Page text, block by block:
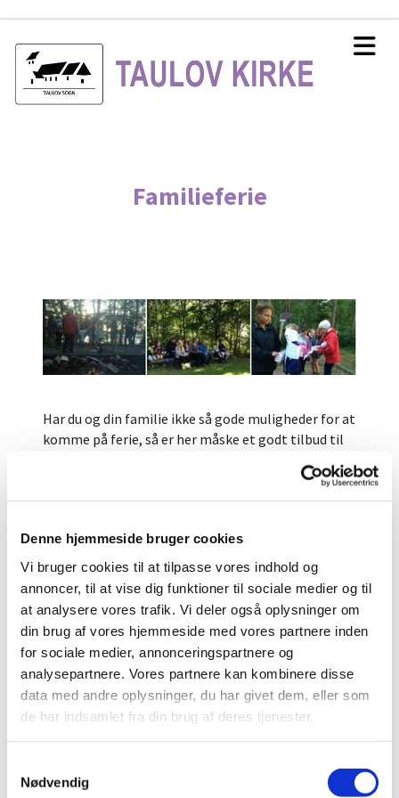
Denne hjemmeside bruger cookies
Vi bruger cookies til at tilpasse vores indhold og
annoncer, til at vise dig funktioner til sociale medier og til
at analysere vores trafik. Vi deler også oplysninger om
din brug af vores hjemmeside med vores partnere inden
for sociale medier, annonceringspartnere og
analysepartnere. Vores partnere kan kombinere disse
data med andre oplysninger, du har givet dem, eller som
de har indsamlet fra din brug af deres tjenester.
Nødvendig
Familieferie
Har du og din familie ikke så gode muligheder for at
komme på ferie, så er her måske et godt tilbud til
jer. Vi vil lave en ferie med indhold, masser af
aktiviteter og god mulighed for afslapning. Vi har
lejet en stor lejr i de flotte og naturskønne
der rig lejlighed til at være sammen om de
forskellige aktiviteter, vi kan tilbyde. Der vil være
noget ude og inde, for de stille og for de vilde. Hver
dag vil slikboden være åben, og vi skal selvfølgelig
også spise is. Der er dejligt badevand, så hvis det
bliver godt vejr, skal vi bade
Prisen for ferien er 500 kr. pr. familie, og der vil
være mulighed for at søge hjælp.
Transport frem og tilbage sker i fælles bus.
skal I kontakte sognepræst Bente Hjul
Johannessen, tlf.: 29 12 20 53